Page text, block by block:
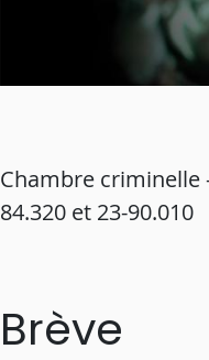
Chambre criminelle
84.320 et 23-90.010
Brève